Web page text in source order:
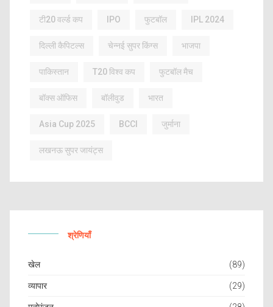
टी20 वर्ल्ड कप IPO फुटबॉल IPL 2024
दिल्ली कैपिटल्स चेन्नई सुपर किंग्स भाजपा
पाकिस्तान T20 विश्व कप फुटबॉल मैच
बॉक्स ऑफिस बॉलीवुड भारत
Asia Cup 2025 BCCI जुर्माना
लखनऊ सुपर जायंट्स
श्रेणियाँ
खेल (89)
व्यापार (29)